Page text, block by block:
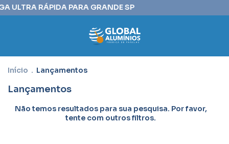
ULTRA RÁPIDA PARA GRANDE
Início . Lançamentos
Lançamentos
Não temos resultados para sua pesquisa. Por favor,
tente com outros filtros.